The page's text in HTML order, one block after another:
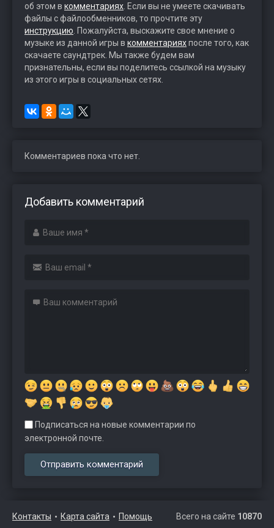
об этом в комментариях . Если вы не умеете скачивать
файлы с файлообменников, то прочтите эту
инструкцию . Пожалуйста, выскажите свое мнение о
музыке из данной игры в комментарияхпосле того, как
скачаете саундтрек. Мы также будем вам
признательны, если вы поделитесь ссылкой на музыку
из этого игры в социальных сетях.
Комментариев пока что нет.
Добавить комментарий
Подписаться на новые комментарии по
электронной почте.
Контакты Карта сайта Помощь Всего на сайте 10870